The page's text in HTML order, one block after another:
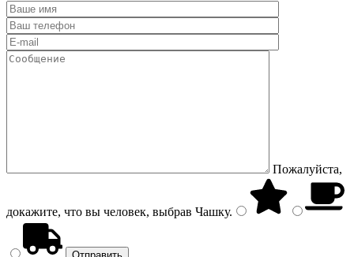
Пожалуйста,
докажите, что вы человек, выбрав Чашку.